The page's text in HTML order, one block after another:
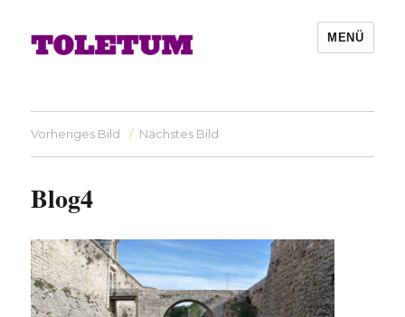
MENÜ
Vorheriges Bild Nächstes Bild
Blog4